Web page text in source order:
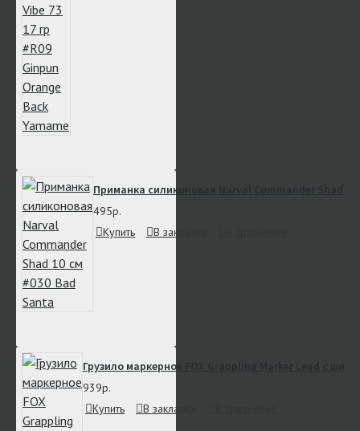
Приманка силиконовая Narval Commander Shad 10
495р.
Купить
В закладки
Грузило маркерное FOX Grappling Marker Lead с
939р.
Купить
В закладки